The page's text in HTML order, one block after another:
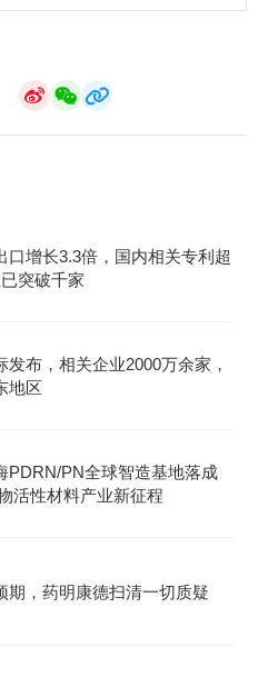
口增长3.3倍，国内相关专利超
突破千家
发布，相关企业2000万余家，
地区
PDRN/PN全球智造基地落成
活性材料产业新征程
期，药明康德扫清一切质疑